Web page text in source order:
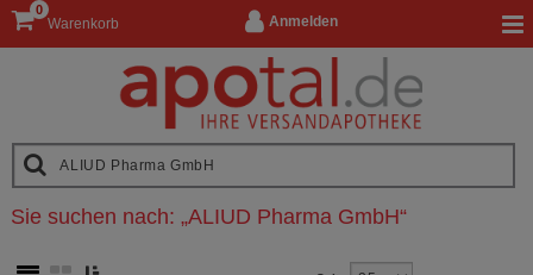
Anmelden
Warenkorb
0
Sie suchen nach: „ALIUD Pharma GmbH“